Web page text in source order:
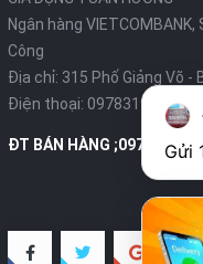
Ngân hàng
Công
Địa chỉ: 315 Phố Giảng Võ -
Điện thoại: 0978319375-
ĐT BÁN HÀNG
Gửi